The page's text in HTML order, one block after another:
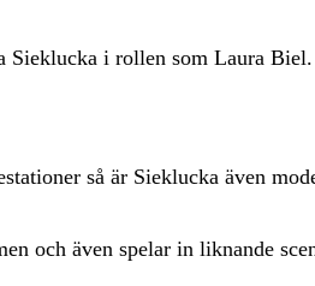
Sieklucka i rollen som Laura Biel.
så är Sieklucka även
och även spelar in liknande